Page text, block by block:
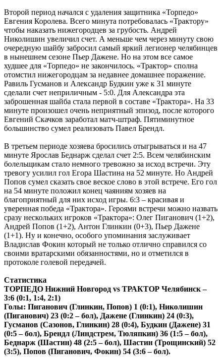
Второй период начался с удаления защитника «Торпедо»
Евгения Королева. Всего минута потребовалась «Трактору»
чтобы наказать нижегородцев за грубость. Андрей
Николишин увеличил счет. А меньше чем через минуту свою
очередную шайбу забросил самый яркий легионер челябинцев
в нынешнем сезоне Пьер Дажене. Но на этом все самое
худшее для «Торпедо» не закончилось. «Трактор» сполна
отомстил нижегородцам за недавнее домашнее поражение.
Равиль Гусманов и Александр Будкин уже к 31 минуте
сделали счет неприличным - 5:0. Для Александра эта
заброшенная шайба стала первой в составе «Трактора». На 33
минуте произошел очень неприятный эпизод, после которого
Евгений Скачков заработал матч-штраф. Пятиминутное
большинство сумел реализовать Павел Брендл.
В третьем периоде хозяева бросились отыгрываться и на 47
минуте Ярослав Беднарж сделал счет 2:5. Всем челябинским
болельщикам стало немного тревожно за исход встречи. Эту
тревогу усилил гол Егора Шастина на 52 минуте. Но Андрей
Попов сумел сказать свое веское слово в этой встрече. Его гол
на 54 минуте положил конец чаяниям хозяев на
благоприятный для них исход игры. 6:3 – красивая и
уверенная победа «Трактора». Героями встречи можно назвать
сразу нескольких игроков «Трактора»: Олег Пиганович (1+2),
Андрей Попов (1+2), Антон Глинкин (0+3), Пьер Дажене
(1+1). Ну и конечно, особого упоминания заслуживает
Владислав Фокин который не только отлично справился со
своими вратарскими обязанностями, но и отметился в
протоколе голевой передачей.
Статистика
ТОРПЕДО Нижний Новгород vs ТРАКТОР Челябинск –
3:6 (0:1, 1:4, 2:1)
Голы: Пиганович (Глинкин, Попов) 1 (0:1), Николишин
(Пиганович) 23 (0:2 – бол), Дажене (Глинкин) 24 (0:3),
Гусманов (Сазонов, Глинкин) 28 (0:4), Будкин (Дажене) 31
(0:5 – бол), Брендл (Линдстрем, Тюляпкин) 36 (1:5 – бол),
Беднарж (Шастин) 48 (2:5 – бол), Шастин (Трощинский) 52
(3:5), Попов (Пиганович, Фокин) 54 (3:6 – бол).